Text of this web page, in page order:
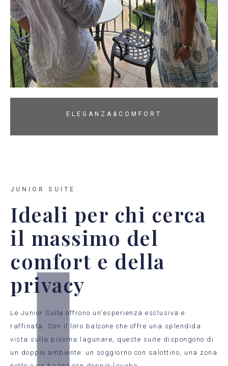
ELEGANZA&COMFORT
JUNIOR SUITE
Ideali per chi cerca
il massimo del
comfort e della
privacy
Le Junior Suite offrono un'esperienza esclusiva e
raffinata. Con il loro balcone che offre una splendida
vista sulla piscina lagunare, queste suite dispongono di
un doppio ambiente: un soggiorno con salottino, una zona